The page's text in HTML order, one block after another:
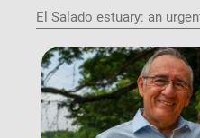
El Salado estuary: an
Image